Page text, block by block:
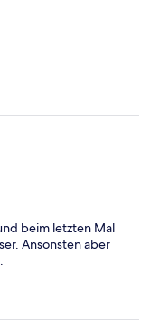
beim letzten Mal
Ansonsten aber